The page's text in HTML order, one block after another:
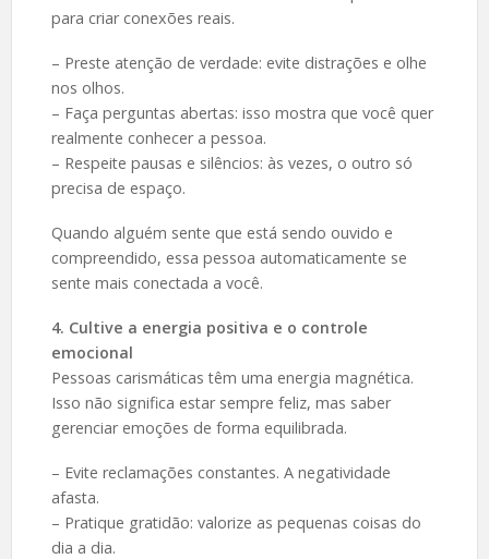
para criar conexões reais.
– Preste atenção de verdade: evite distrações e olhe
nos olhos.
– Faça perguntas abertas: isso mostra que você quer
realmente conhecer a pessoa.
– Respeite pausas e silêncios: às vezes, o outro só
precisa de espaço.
Quando alguém sente que está sendo ouvido e
compreendido, essa pessoa automaticamente se
sente mais conectada a você.
4. Cultive a energia positiva e o controle
emocional
Pessoas carismáticas têm uma energia magnética.
Isso não significa estar sempre feliz, mas saber
gerenciar emoções de forma equilibrada.
– Evite reclamações constantes. A negatividade
afasta.
– Pratique gratidão: valorize as pequenas coisas do
dia a dia.